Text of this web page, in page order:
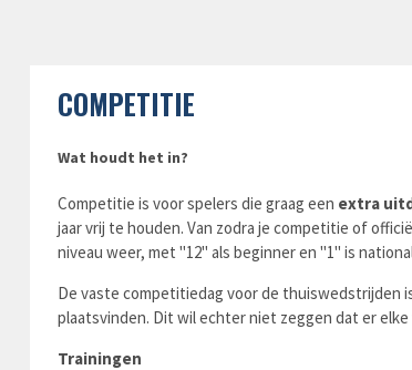
COMPETITIE
Wat houdt het in?
Competitie is voor spelers die graag een extra
jaar vrij te houden. Van zodra je competitie of
niveau weer, met "12" als beginner en "1" is
De vaste competitiedag voor de thuiswedstrijden
plaatsvinden. Dit wil echter niet zeggen dat er
Trainingen